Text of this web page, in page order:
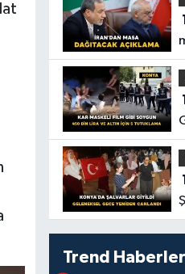
Trend Haberler